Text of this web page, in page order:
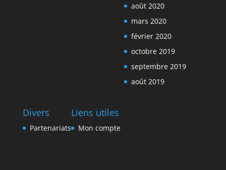
août 2020
mars 2020
février 2020
octobre 2019
septembre 2019
août 2019
Divers
Partenariats
Liens utiles
Mon compte